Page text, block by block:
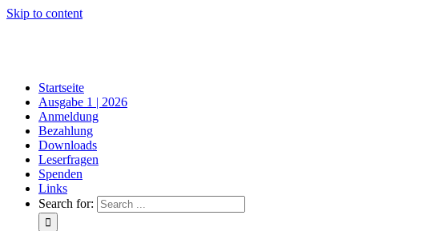
Skip to content
Startseite
Ausgabe 1 | 2026
Anmeldung
Bezahlung
Downloads
Leserfragen
Spenden
Links
Search for: